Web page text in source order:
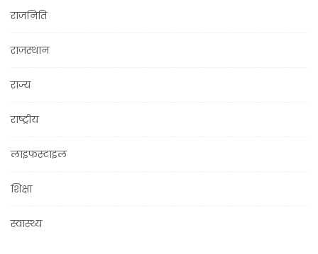
राजनिति
राजस्थान
राज्य
राष्ट्रीय
लाइफस्टाइल
शिक्षा
स्वास्थ्य